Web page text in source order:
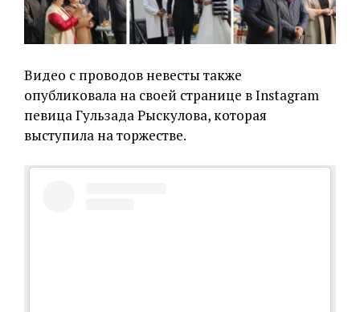
Видео с проводов невесты также
опубликовала на своей странице в Instagram
певица Гульзада Рыскулова, которая
выступила на торжестве.